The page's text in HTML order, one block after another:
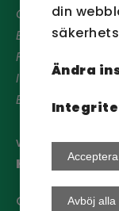
din
Ändra
Avböj alla
Org nr:556501-
Bankgiro:
Plusgiro:
IBAN:
SE85
BIC/SWIFT:
webbansvarig:
Hanna
Om cookies